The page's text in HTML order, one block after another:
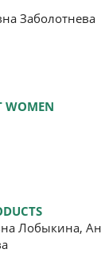
Заболотнева
WOMEN
Лобыкина,